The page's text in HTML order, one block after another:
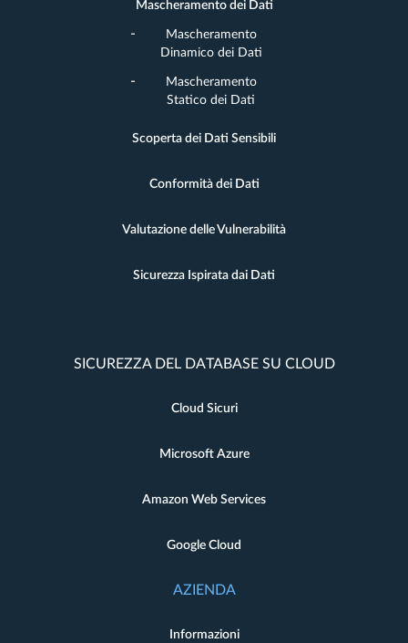
Mascheramento dei Dati
Mascheramento
Dinamico dei Dati
Mascheramento
Statico dei Dati
Scoperta dei Dati Sensibili
Conformità dei Dati
Valutazione delle Vulnerabilità
Sicurezza Ispirata dai Dati
SICUREZZA DEL DATABASE SU CLOUD
Cloud Sicuri
Microsoft Azure
Amazon Web Services
Google Cloud
AZIENDA
Informazioni